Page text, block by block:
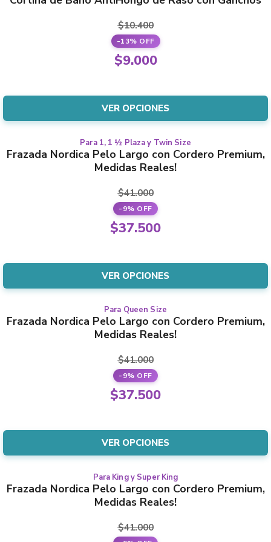
the
page
$10.400
-13% OFF
Original
$10.400.
$9.000
price
is:
$9.000.
VER OPCIONES
product
has
multiple
variants.
The
may
be
chosen
on
the
product
page
Para 1, 1 ½ Plaza y Twin Size
Frazada Nordica Pelo Largo con Cordero Premium,
Medidas Reales!
$41.000
-9% OFF
Original
price
$41.000.
$37.500
price
is:
$37.500.
VER OPCIONES
This
product
has
multiple
variants.
The
options
be
chosen
on
the
product
page
Para Queen Size
Frazada Nordica Pelo Largo con Cordero Premium,
Medidas Reales!
$41.000
-9% OFF
Original
$41.000.
$37.500
price
is:
$37.500.
VER OPCIONES
This
product
has
multiple
variants.
The
options
be
chosen
on
the
product
page
Para King y Super King
Frazada Nordica Pelo Largo con Cordero Premium,
Medidas Reales!
$41.000
This
product
has
multiple
variants.